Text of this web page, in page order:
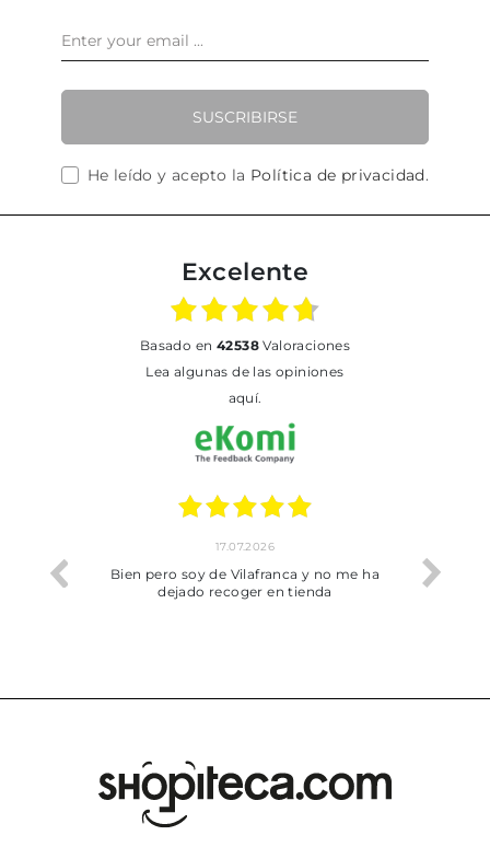
SUSCRIBIRSE
He leído y acepto la Política de privacidad.
Excelente
basado en 42538Valoraciones
Lea algunas de las opiniones
aquí.
trobat
17.07.2026
Bien pero soy de Vilafranca y no me ha
dejado recoger en tienda